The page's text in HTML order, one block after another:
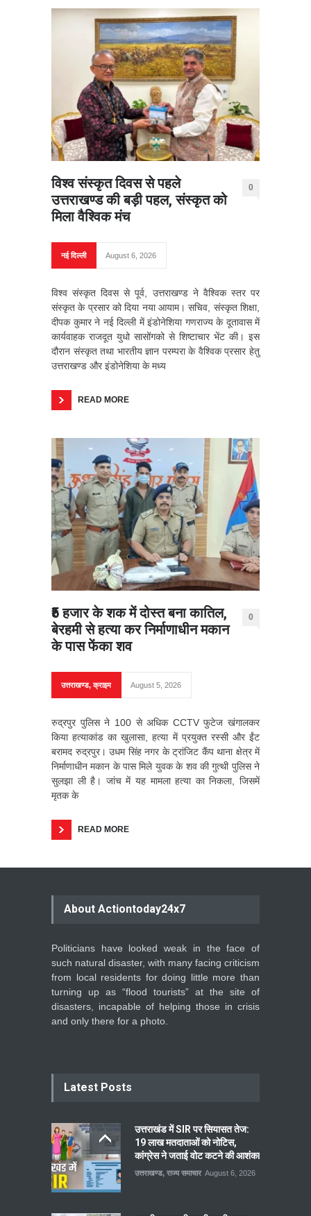
विश्व संस्कृत दिवस से पहले
उत्तराखण्ड की बड़ी पहल, संस्कृत को
मिला वैश्विक मंच
0
नई दिल्ली August 6, 2026
विश्व संस्कृत दिवस से पूर्व, उत्तराखण्ड ने वैश्विक स्तर पर
संस्कृत के प्रसार को दिया नया आयाम। सचिव, संस्कृत शिक्षा,
दीपक कुमार ने नई दिल्ली में इंडोनेशिया गणराज्य के दूतावास में
कार्यवाहक राजदूत युधो सासोंगको से शिष्टाचार भेंट की। इस
दौरान संस्कृत तथा भारतीय ज्ञान परम्परा के वैश्विक प्रसार हेतु
उत्तराखण्ड और इंडोनेशिया के मध्य
READ MORE
₹5 हजार के शक में दोस्त बना कातिल,
बेरहमी से हत्या कर निर्माणाधीन मकान
के पास फेंका शव
0
उत्तराखण्ड,क्राइम August 5, 2026
रुद्रपुर पुलिस ने 100 से अधिक CCTV फुटेज खंगालकर
किया हत्याकांड का खुलासा, हत्या में प्रयुक्त रस्सी और ईंट
बरामद रुद्रपुर। उधम सिंह नगर के ट्रांजिट कैंप थाना क्षेत्र में
निर्माणाधीन मकान के पास मिले युवक के शव की गुत्थी पुलिस ने
सुलझा ली है। जांच में यह मामला हत्या का निकला, जिसमें
मृतक के
READ MORE
About Actiontoday24x7
Politicians have looked weak in the face of
such natural disaster, with many facing criticism
from local residents for doing little more than
turning up as “flood tourists” at the site of
disasters, incapable of helping those in crisis
and only there for a photo.
Latest Posts
उत्तराखंड में SIR पर सियासत तेज:
19 लाख मतदाताओं को नोटिस,
कांग्रेस ने जताई वोट कटने की आशंका
उत्तराखण्ड, राज्य समाचार August 6, 2026